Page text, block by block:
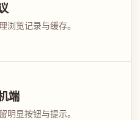
浏览记录与缓存。
端
明显按钮与提示。